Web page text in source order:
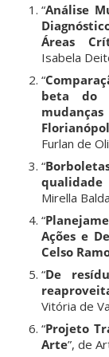
“Análise
Áreas
Isabela
“
beta do
Furlan de
“
Mirella
“
Ações e
Celso
“De
Vitória de
“Projeto
Arte”, de